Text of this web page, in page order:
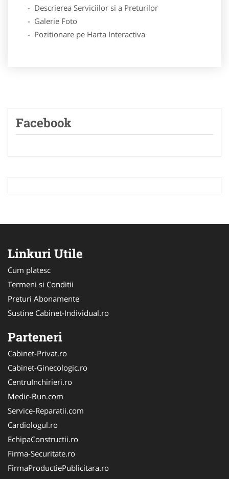
- Descrierea Serviciilor si a Preturilor
- Galerie Foto
- Pozitionare pe Harta Interactiva
Facebook
Linkuri Utile
Cum platesc
Termeni si Conditii
Preturi Abonamente
Sustine Cabinet-Individual.ro
Parteneri
Cabinet-Privat.ro
Cabinet-Ginecologic.ro
CentruInchirieri.ro
Medic-Bun.com
Service-Reparatii.com
Cardiologul.ro
EchipaConstructii.ro
Firma-Securitate.ro
FirmaProductiePublicitara.ro